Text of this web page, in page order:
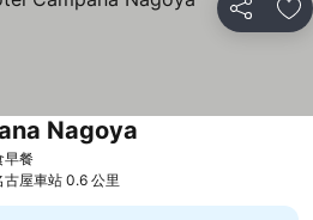
分享 加
早餐查看價格
Nagoya
古屋車站 0.6 公里